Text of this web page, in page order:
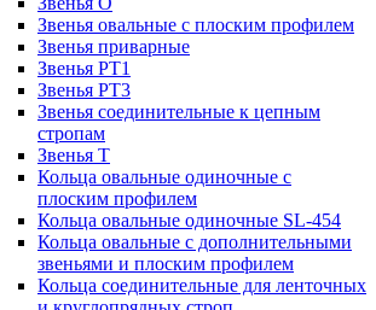
Звенья овальные с плоским профилем
Звенья приварные
Звенья РТ1
Звенья РТ3
Звенья соединительные к цепным
стропам
Звенья Т
Кольца овальные одиночные c
плоским профилем
Кольца овальные одиночные SL-454
Кольца овальные с дополнительными
звеньями и плоским профилем
Кольца соединительные для ленточных